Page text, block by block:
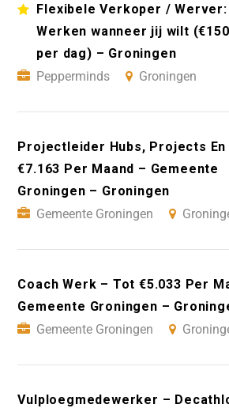
Flexibele Verkoper / Werver:
Werken wanneer jij wilt
per dag) – Groningen
Pepperminds
Groningen
Projectleider Hubs, Projects En
€7.163 Per Maand – Gemeente
Groningen – Groningen
Gemeente Groningen
Coach Werk – Tot €5.033 Per
Gemeente Groningen –
Gemeente Groningen
Vulploegmedewerker –